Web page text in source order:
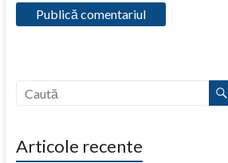
Articole recente